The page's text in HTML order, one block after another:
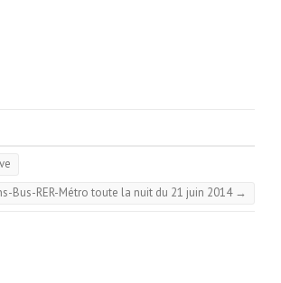
Bus-RER-Métro toute la nuit du 21 juin 2014 →